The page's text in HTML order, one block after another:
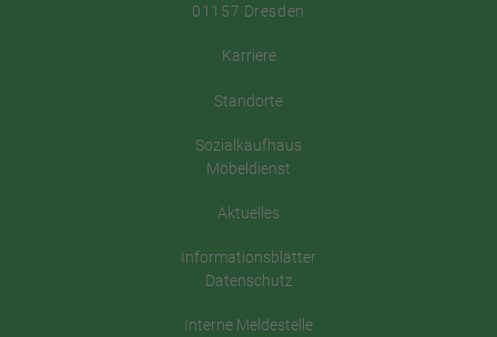
01157 Dresden
Karriere
Standorte
Sozialkaufhaus
Möbeldienst
Aktuelles
Informationsblätter
Datenschutz
Interne Meldestelle